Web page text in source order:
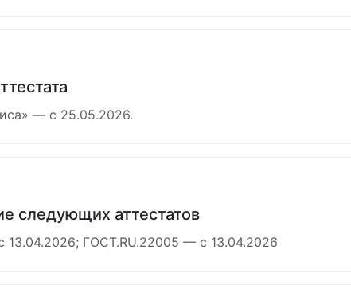
— с 25.05.2026.
следующих аттестатов
ГОСТ.RU.22005 — с 13.04.2026